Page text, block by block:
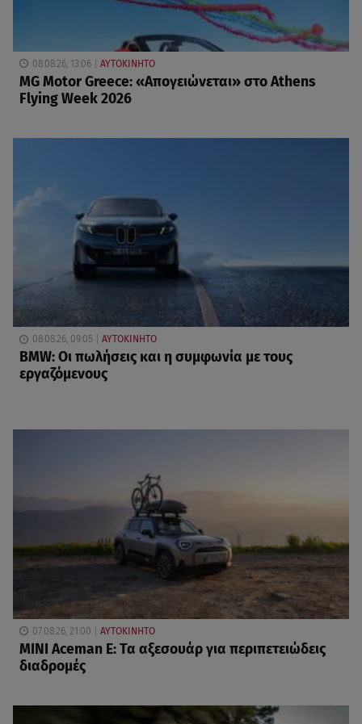
08.08.26, 13:06 ΑΥΤΟΚΙΝΗΤΟ
MG Motor Greece: «Απογειώνεται» στο Athens
Flying Week 2026
08.08.26, 09:05 ΑΥΤΟΚΙΝΗΤΟ
BMW: Οι πωλήσεις και η συμφωνία με τους
εργαζόμενους
07.08.26, 21:00 ΑΥΤΟΚΙΝΗΤΟ
MINI Aceman E: Τα αξεσουάρ για περιπετειώδεις
διαδρομές